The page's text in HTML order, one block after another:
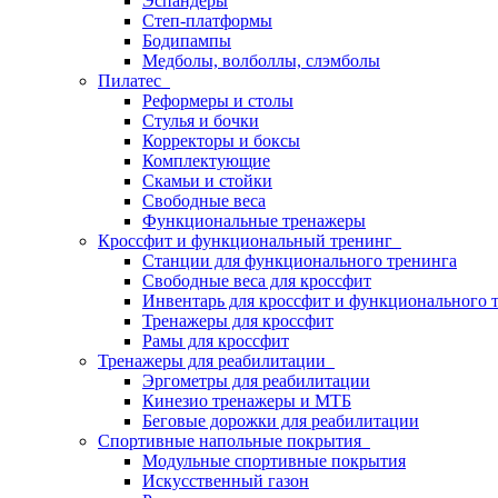
Степ-платформы
Бодипампы
Медболы, волболлы, слэмболы
Пилатес
Реформеры и столы
Стулья и бочки
Корректоры и боксы
Комплектующие
Скамьи и стойки
Свободные веса
Функциональные тренажеры
Кроссфит и функциональный тренинг
Станции для функционального тренинга
Свободные веса для кроссфит
Инвентарь для кроссфит и функционального
Тренажеры для кроссфит
Рамы для кроссфит
Тренажеры для реабилитации
Эргометры для реабилитации
Кинезио тренажеры и МТБ
Беговые дорожки для реабилитации
Спортивные напольные покрытия
Модульные спортивные покрытия
Искусственный газон